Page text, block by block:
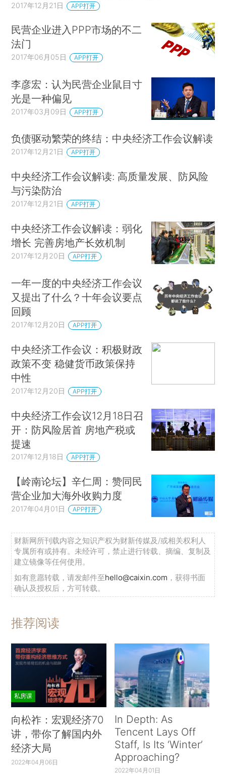
2017年12月21日 APP打开
民营企业进入PPP市场的不二
法门
2017年06月05日 APP打开
李彦宏：认为民营企业鼠目寸
光是一种偏见
2017年03月09日 APP打开
负债驱动繁荣的终结：中央经济工作会议解读
2017年12月21日 APP打开
中央经济工作会议解读: 高质量发展、防风险
与污染防治
2017年12月21日 APP打开
中央经济工作会议解读：弱化
增长 完善房地产长效机制
2017年12月20日 APP打开
一年一度的中央经济工作会议
又提出了什么？十年会议要点
回顾
2017年12月20日 APP打开
中央经济工作会议：积极财政
政策不变 稳健货币政策保持
中性
2017年12月20日 APP打开
中央经济工作会议12月18日召
开：防风险居首 房地产税或
提速
2017年12月18日 APP打开
【岭南论坛】辛仁周：赞同民
营企业加大海外收购力度
2017年04月01日 APP打开
财新网所刊载内容之知识产权为财新传媒及/或相关权利人
专属所有或持有。未经许可，禁止进行转载、摘编、复制及
建立镜像等任何使用。
如有意愿转载，请发邮件至hello@caixin.com ，获得书面
确认及授权后，方可转载。
推荐阅读
私房课
向松祚：宏观经济70
讲，带你了解国内外
经济大局
2022年04月06日
In Depth: As
Tencent Lays Off
Staff, Is Its ‘Winter’
Approaching?
2022年04月01日